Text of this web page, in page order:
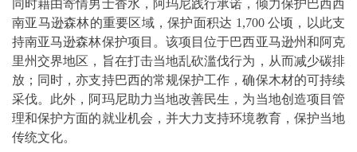
同时藉由寄情男士香水，阿玛尼践行承诺，倾力保护巴西西
南亚马逊森林的重要区域，保护面积达 1,700 公顷，以此支
持南亚马逊森林保护项目。该项目位于巴西亚马逊州和阿克
里州交界地区，旨在打击当地乱砍滥伐行为，从而减少碳排
放；同时，亦支持巴西的常规保护工作，确保木材的可持续
采伐。此外，阿玛尼助力当地改善民生，为当地创造项目管
理和保护方面的就业机会，并大力支持环境教育，保护当地
传统文化。